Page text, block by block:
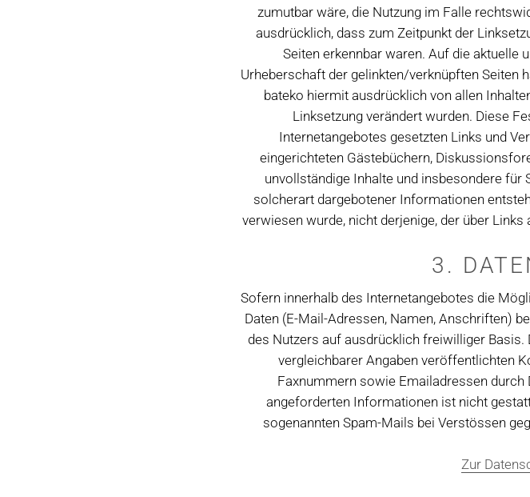
zumutbar wäre, die Nutzung im Falle
ausdrücklich, dass zum Zeitpunkt der
Seiten erkennbar waren. Auf die aktuelle
Urheberschaft der gelinkten/verknüpften Seiten
bateko hiermit ausdrücklich von allen
Linksetzung verändert wurden. Diese
Internetangebotes gesetzten Links und
eingerichteten Gästebüchern,
unvollständige Inhalte und insbesondere für
solcherart dargebotener Informationen
verwiesen wurde, nicht derjenige, der über
3.
Sofern innerhalb des Internetangebotes die
Daten (E-Mail-Adressen, Namen, Anschriften)
des Nutzers auf ausdrücklich freiwilliger
vergleichbarer Angaben veröffentlichten
Faxnummern sowie Emailadressen
angeforderten Informationen ist nicht
sogenannten Spam-Mails bei Verstössen
Zur